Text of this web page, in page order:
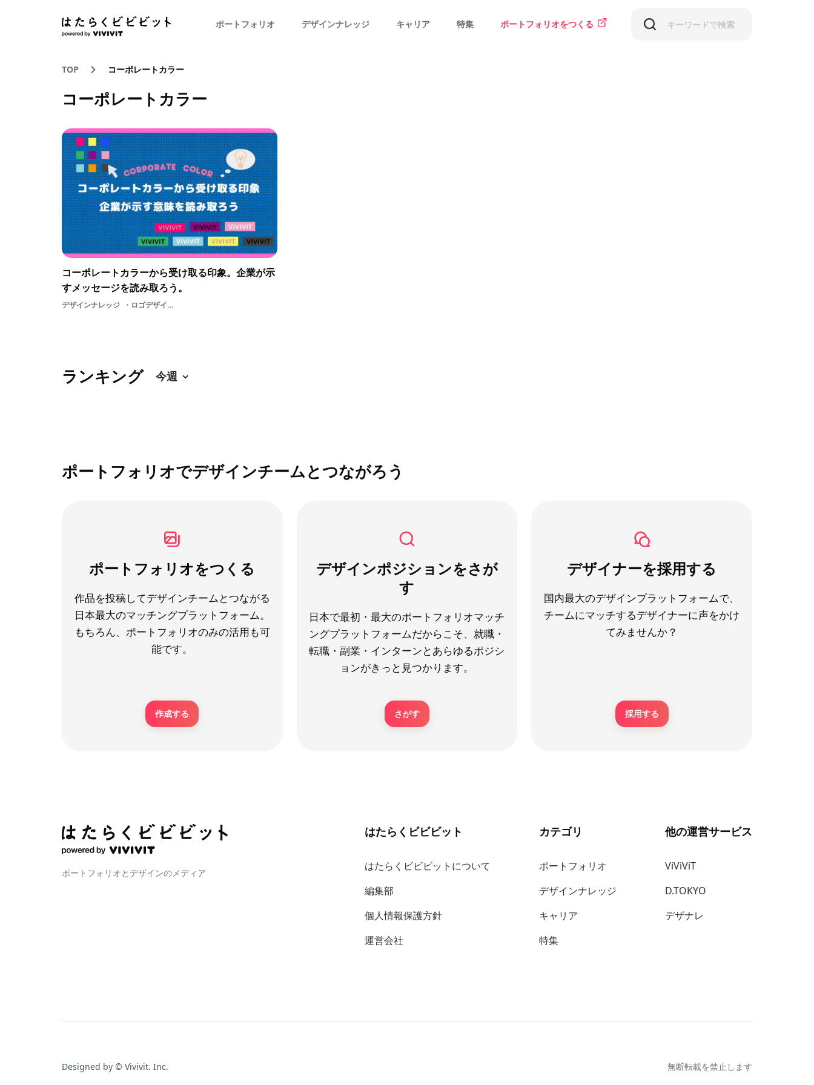
ポートフォリオ デザインナレッジ キャリア 特集 ポートフォリオをつくる
TOP コーポレートカラー
コーポレートカラー
コーポレートカラーから受け取る印象。企業が示
すメッセージを読み取ろう。
デザインナレッジ ロゴデザイン色コーポレートカラーお店カラー企業
ランキング
ポートフォリオでデザインチームとつながろう
ポートフォリオをつくる
作品を投稿してデザインチームとつながる
日本最大のマッチングプラットフォーム。
もちろん、ポートフォリオのみの活用も可
能です。
作成する
デザインポジションをさが
す
日本で最初・最大のポートフォリオマッチ
ングプラットフォームだからこそ、就職・
転職・副業・インターンとあらゆるポジシ
ョンがきっと見つかります。
さがす
デザイナーを採用する
国内最大のデザインプラットフォームで、
チームにマッチするデザイナーに声をかけ
てみませんか？
採用する
ポートフォリオとデザインのメディア
はたらくビビビット
はたらくビビビットについて
編集部
個人情報保護方針
運営会社
カテゴリ
ポートフォリオ
デザインナレッジ
キャリア
特集
他の運営サービス
ViViViT
D.TOKYO
デザナレ
Designed by © Vivivit. Inc. 無断転載を禁止します